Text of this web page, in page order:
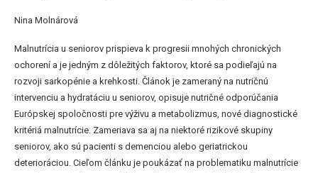
Nina Molnárová
Malnutrícia u seniorov prispieva k progresii mnohých chronických
ochorení a je jedným z dôležitých faktorov, ktoré sa podieľajú na
rozvoji sarkopénie a krehkosti. Článok je zameraný na nutričnú
intervenciu a hydratáciu u seniorov, opisuje nutričné odporúčania
Európskej spoločnosti pre výživu a metabolizmus, nové diagnostické
kritériá malnutrície. Zameriava sa aj na niektoré rizikové skupiny
seniorov, ako sú pacienti s demenciou alebo geriatrickou
deterioráciou. Cieľom článku je poukázať na problematiku malnutrície